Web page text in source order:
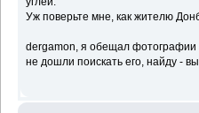
Уж поверьте мне, как жителю
dergamon, я обещал фотографии
не дошли поискать его, найду -